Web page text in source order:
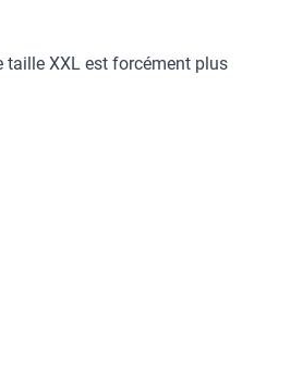
XXL est forcément plus